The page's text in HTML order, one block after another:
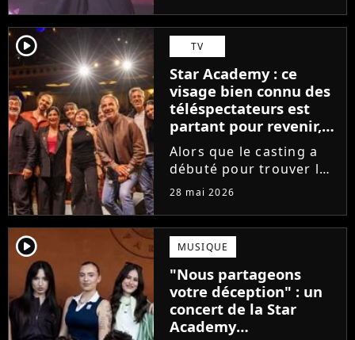
son tout premier single.
Avec Garçon solide, le
chanteur livre une
facette plus fragile de
sa personnalité....
player2 TV
Star Academy : ce
visage bien connu des
téléspectateurs est
partant pour revenir,
sauf que la place est
déjà prise
Alors que le casting a
débuté pour trouver les
prochains Pierre
Ambre, une professeure
emblématique de la Star
Academy se positionne
pour enseigner le chant
aux...
28 mai 2026
player2 MUSIQUE
"Nous partageons
votre déception" : un
concert de la Star
Academy